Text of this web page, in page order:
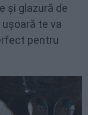
și glazură de
te va
pentru